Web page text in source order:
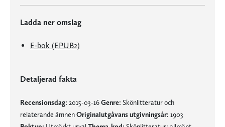
Ladda ner omslag
E-bok (EPUB2)
Detaljerad fakta
Recensionsdag: 2015-03-16Genre: Skönlitteratur och
relaterande ämnenOriginalutgåvans utgivningsår: 1903